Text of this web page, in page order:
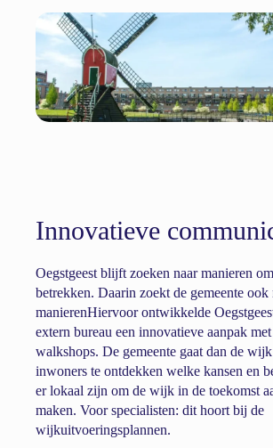
Innovatieve
Oegstgeest blijft zoeken naar manieren
betrekken. Daarin zoekt de gemeente ook
manierenHiervoor ontwikkelde
extern bureau een innovatieve aanpak
walkshops. De gemeente gaat dan de
inwoners te ontdekken welke kansen en
er lokaal zijn om de wijk in de toekomst
maken. Voor specialisten: dit hoort bij de
wijkuitvoeringsplannen.